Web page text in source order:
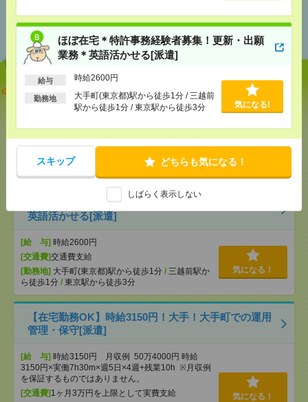
ほぼ在宅＊特許事務経験者募集！更新・出願
業務＊英語活かせる[派遣]
給与 時給2600円
勤務地
大手町(東京都)駅から徒歩1分 / 三越前
駅から徒歩1分 / 東京駅から徒歩3分
気になる!
スキップ どちらも気になる！
しばらく表示しない
あなたの閲覧履歴からの
おすすめ
【オープニング募集】おばあちゃんのお散歩付き添
いも仕事の1つ[派遣]
[給 与]無資格未経験：時給1500円～ ■週払い
OK ■扶養内OK ■日収1万2000円以上
交通費全額支給
[勤務地] 巣鴨駅 北池袋駅/ …
気になる！
ほぼ在宅＊特許事務経験者募集！更新・出願業務＊
英語活かせる[派遣]
[給 与] 時給2600円
[交通費]交通費支給
[勤務地] 大手町(東京都)駅から徒歩1分 / 三越前駅か
ら徒歩1分 / 東京駅から徒歩3分
気になる！
【在宅勤務OK】時給3150円！大手！大手町での運用
管理・保守[派遣]
[給 与] 時給3150円 月収例 50万4000円 時給
3150円×実働7h30m×週5日×4週+残業10h ※月収例
を保証するものではありません。
[交通費] 1ヶ月3万円を上限として実費支給
気になる！